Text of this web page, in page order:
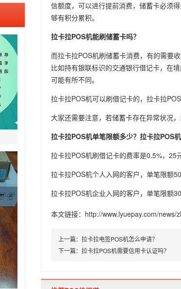
信额度，可以进行提前消费，储蓄卡必须
够有积分累积。
拉卡拉POS机能刷储蓄卡吗？
而拉卡拉POS机刷储蓄卡消费，有的需要
比如持有银联标识的交通银行借记卡，在
可能有所不同。
拉卡拉POS机可以刷借记卡的，拉卡拉
大家还需要注意，若储蓄卡存在异常状况
拉卡拉POS机单笔限额多少？ 拉卡拉POS机
拉卡拉POS机刷借记卡的费率是0.5%，25
拉卡拉POS机个人入网的客户，单笔限额
拉卡拉POS机企业入网的客户，单笔限额
本文链接： http://www.lyuepay.com/news/
上一篇： 拉卡拉电签POS机怎么申请？
下一篇： 拉卡拉POS机需要信用卡认证吗？